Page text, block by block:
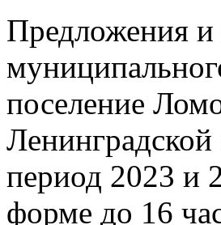
Предложения и
поселение
период 2023 и
форме до 16